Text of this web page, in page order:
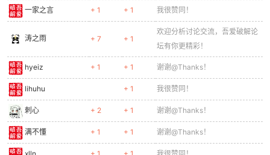
一家之言 + 1 + 1 我很赞同！
涛之雨 + 7 + 1
欢迎分析讨论交流，吾爱破解论
坛有你更精彩！
hyeiz + 1 + 1 谢谢@Thanks！
lihuhu + 1 我很赞同！
刺心 + 2 + 1 谢谢@Thanks！
满不懂 + 1 + 1 谢谢@Thanks！